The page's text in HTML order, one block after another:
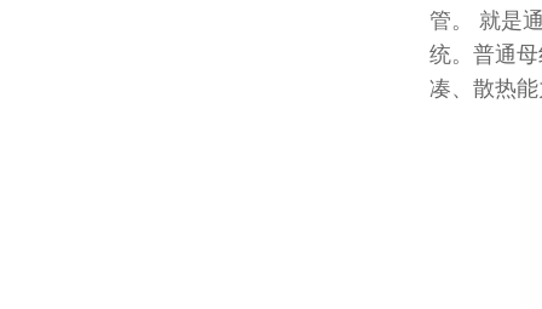
管。 就是
统。普通
凑、散热